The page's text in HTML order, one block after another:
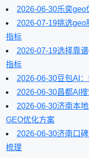
2026-06-30乐奕geo
2026-07-19挑选geo
指标
2026-07-19选择靠
指标
2026-06-30豆包AI
2026-06-30昌都AI
2026-06-30济南本
GEO优化方案
2026-06-30济南口
梳理